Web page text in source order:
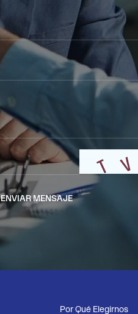
ENVIAR MENSAJE
Por Qué Elegirnos